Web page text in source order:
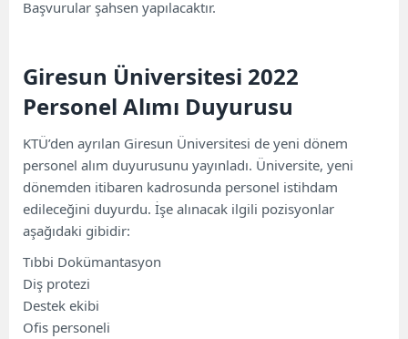
Başvurular şahsen yapılacaktır.
Giresun Üniversitesi 2022
Personel Alımı Duyurusu
KTÜ’den ayrılan Giresun Üniversitesi de yeni dönem
personel alım duyurusunu yayınladı. Üniversite, yeni
dönemden itibaren kadrosunda personel istihdam
edileceğini duyurdu. İşe alınacak ilgili pozisyonlar
aşağıdaki gibidir:
Tıbbi Dokümantasyon
Diş protezi
Destek ekibi
Ofis personeli